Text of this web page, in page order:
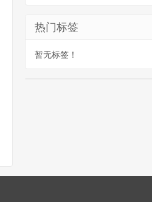
热门标签
暂无标签！